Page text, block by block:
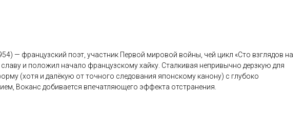
— французский поэт, участник Первой мировой войны, чей цикл «Сто взглядов на
и положил начало французскому хайку. Сталкивая непривычно дерзкую для
(хотя и далёкую от точного следования японскому канону) с глубоко
Воканс добивается впечатляющего эффекта отстранения.